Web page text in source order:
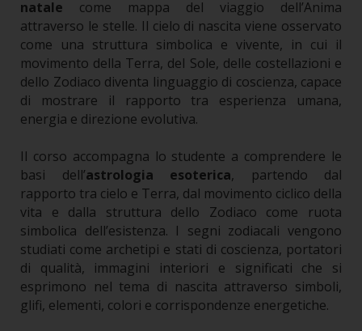
natale come mappa del viaggio dell’Anima
attraverso le stelle. Il cielo di nascita viene osservato
come una struttura simbolica e vivente, in cui il
movimento della Terra, del Sole, delle costellazioni e
dello Zodiaco diventa linguaggio di coscienza, capace
di mostrare il rapporto tra esperienza umana,
energia e direzione evolutiva.
Il corso accompagna lo studente a comprendere le
basi dell’astrologia esoterica, partendo dal
rapporto tra cielo e Terra, dal movimento ciclico della
vita e dalla struttura dello Zodiaco come ruota
simbolica dell’esistenza. I segni zodiacali vengono
studiati come archetipi e stati di coscienza, portatori
di qualità, immagini interiori e significati che si
esprimono nel tema di nascita attraverso simboli,
glifi, elementi, colori e corrispondenze energetiche.